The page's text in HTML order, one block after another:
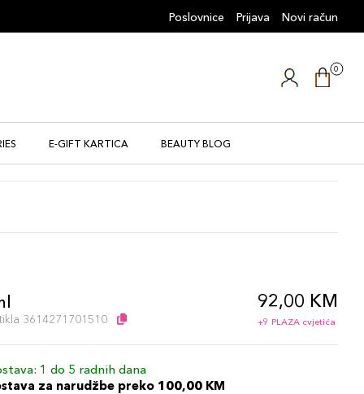
Poslovnice Prijava Novi račun
0
E-GIFT KARTICA BEAUTY BLOG
3614271701510
92,00 KM
+9 PLAZA cvjetića
1 do 5 radnih dana
za narudžbe preko 100,00 KM